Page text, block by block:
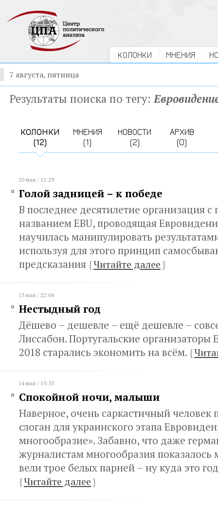
КОЛОНКИ МНЕНИЯ
7 августа, пятница
Результаты поиска по тегу:
КОЛОНКИ
(12)
МНЕНИЯ
(1)
НОВОСТИ
(2)
АРХИВ
(0)
20 мая / 12:29
Голой задницей – к победе
В последнее десятилетие организация
названием EBU, проводящая
научилась манипулировать
используя для этого принцип
предсказания {Читайте далее}
13 мая / 22:04
Нестыдный год
Дёшево – дешевле – ещё дешевле –
Лиссабон. Португальские организаторы
2018 старались экономить на всём. {
14 мая / 15:55
Спокойной ночи, малыши
Наверное, очень саркастичный человек
слоган для украинского этапа
многообразие». Забавно, что даже
журналистам многообразия показалось
вели трое белых парней – ну куда это
{Читайте далее}